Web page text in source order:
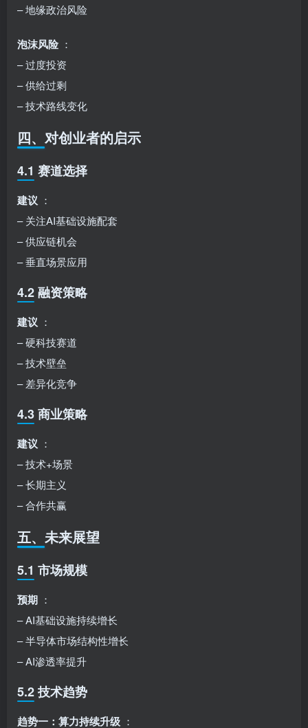
– 地缘政治风险
泡沫风险 ：
– 过度投资
– 供给过剩
– 技术路线变化
四、对创业者的启示
4.1 赛道选择
建议 ：
– 关注AI基础设施配套
– 供应链机会
– 垂直场景应用
4.2 融资策略
建议 ：
– 硬科技赛道
– 技术壁垒
– 差异化竞争
4.3 商业策略
建议 ：
– 技术+场景
– 长期主义
– 合作共赢
五、未来展望
5.1 市场规模
预期 ：
– AI基础设施持续增长
– 半导体市场结构性增长
– AI渗透率提升
5.2 技术趋势
趋势一：算力持续升级 ：